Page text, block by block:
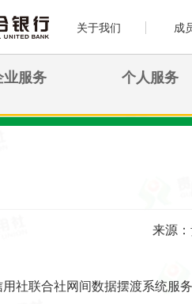
关于我们 成
业服务 个人服务
公告
来源
社联合社网间数据摆渡系统服